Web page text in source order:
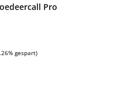
Pro
gespart)